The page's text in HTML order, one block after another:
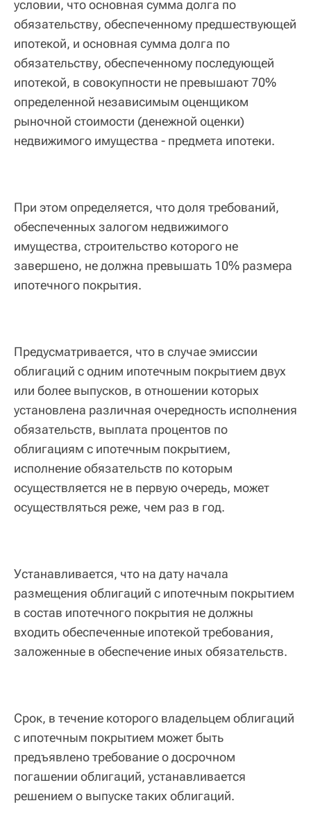
условии, что основная сумма долга по
обязательству, обеспеченному предшествующей
ипотекой, и основная сумма долга по
обязательству, обеспеченному последующей
ипотекой, в совокупности не превышают 70%
определенной независимым оценщиком
рыночной стоимости (денежной оценки)
недвижимого имущества - предмета ипотеки.
При этом определяется, что доля требований,
обеспеченных залогом недвижимого
имущества, строительство которого не
завершено, не должна превышать 10% размера
ипотечного покрытия.
Предусматривается, что в случае эмиссии
облигаций с одним ипотечным покрытием двух
или более выпусков, в отношении которых
установлена различная очередность исполнения
обязательств, выплата процентов по
облигациям с ипотечным покрытием,
исполнение обязательств по которым
осуществляется не в первую очередь, может
осуществляться реже, чем раз в год.
Устанавливается, что на дату начала
размещения облигаций с ипотечным покрытием
в состав ипотечного покрытия не должны
входить обеспеченные ипотекой требования,
заложенные в обеспечение иных обязательств.
Срок, в течение которого владельцем облигаций
с ипотечным покрытием может быть
предъявлено требование о досрочном
погашении облигаций, устанавливается
решением о выпуске таких облигаций.